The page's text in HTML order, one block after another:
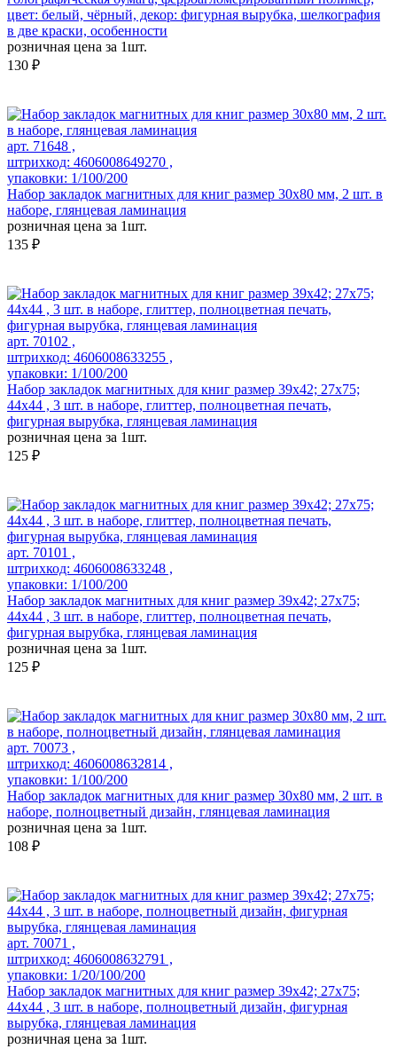
цвет: белый, чёрный, декор: фигурная вырубка, шелкография
в две краски, особенности
розничная цена за 1шт.
130 ₽
арт. 71648 ,
штрихкод: 4606008649270 ,
упаковки: 1/100/200
Набор закладок магнитных для книг размер 30x80 мм, 2 шт. в
наборе, глянцевая ламинация
розничная цена за 1шт.
135 ₽
арт. 70102 ,
штрихкод: 4606008633255 ,
упаковки: 1/100/200
Набор закладок магнитных для книг размер 39x42; 27x75;
44x44 , 3 шт. в наборе, глиттер, полноцветная печать,
фигурная вырубка, глянцевая ламинация
розничная цена за 1шт.
125 ₽
арт. 70101 ,
штрихкод: 4606008633248 ,
упаковки: 1/100/200
Набор закладок магнитных для книг размер 39x42; 27x75;
44x44 , 3 шт. в наборе, глиттер, полноцветная печать,
фигурная вырубка, глянцевая ламинация
розничная цена за 1шт.
125 ₽
арт. 70073 ,
штрихкод: 4606008632814 ,
упаковки: 1/100/200
Набор закладок магнитных для книг размер 30x80 мм, 2 шт. в
наборе, полноцветный дизайн, глянцевая ламинация
розничная цена за 1шт.
108 ₽
арт. 70071 ,
штрихкод: 4606008632791 ,
упаковки: 1/20/100/200
Набор закладок магнитных для книг размер 39x42; 27x75;
44x44 , 3 шт. в наборе, полноцветный дизайн, фигурная
вырубка, глянцевая ламинация
розничная цена за 1шт.